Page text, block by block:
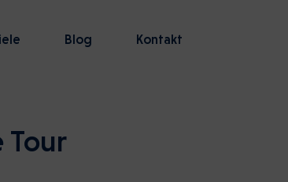
Blog Kontakt
Tour